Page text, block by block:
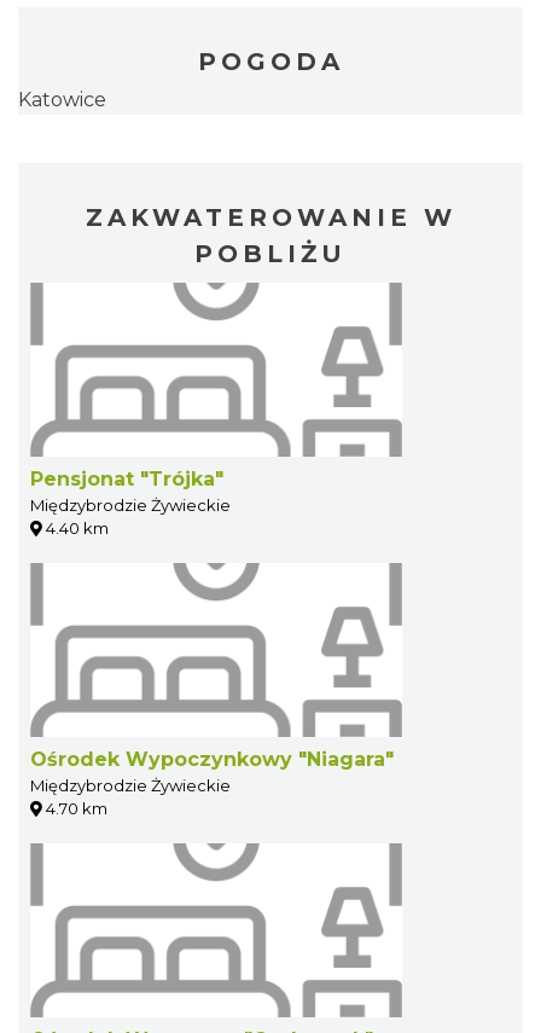
POGODA
Katowice
ZAKWATEROWANIE W
POBLIŻU
Pensjonat "Trójka"
Międzybrodzie Żywieckie
4.40 km
Ośrodek Wypoczynkowy "Niagara"
Międzybrodzie Żywieckie
4.70 km